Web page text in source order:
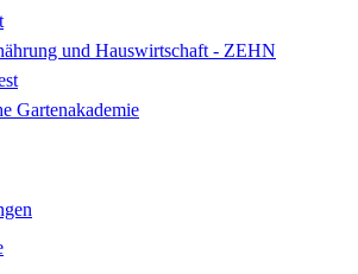
und Hauswirtschaft - ZEHN
Gartenakademie